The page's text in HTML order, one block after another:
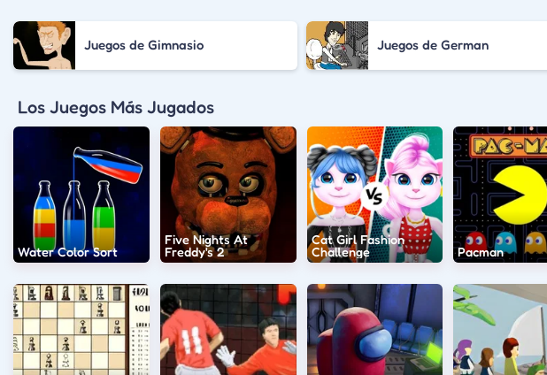
Juegos de Gimnasio Juegos de German
Los Juegos Más Jugados
Water Color Sort
Five Nights At
Freddy's 2
Cat Girl Fashion
Challenge
Pacman